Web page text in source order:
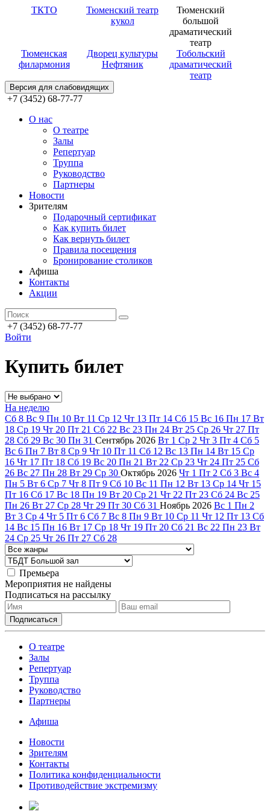
ТКТО
Тюменский театр
кукол
Тюменский
большой
драматический
театр
Тюменская
филармония
Дворец культуры
Нефтяник
Тобольский
драматический
театр
Версия для слабовидящих
+7 (3452) 68-77-77
О нас
О театре
Залы
Репертуар
Труппа
Руководство
Партнеры
Новости
Зрителям
Подарочный сертификат
Как купить билет
Как вернуть билет
Правила посещения
Бронирование столиков
Афиша
Контакты
Акции
+7 (3452) 68-77-77
Войти
Купить билет
На неделю
Сб 8 Вс 9 Пн 10 Вт 11 Ср 12 Чт 13 Пт 14 Сб 15 Вс 16 Пн 17 Вт
18 Ср 19 Чт 20 Пт 21 Сб 22 Вс 23 Пн 24 Вт 25 Ср 26 Чт 27 Пт
28 Сб 29 Вс 30 Пн 31 Сентябрь 2026 Вт 1 Ср 2 Чт 3 Пт 4 Сб 5
Вс 6 Пн 7 Вт 8 Ср 9 Чт 10 Пт 11 Сб 12 Вс 13 Пн 14 Вт 15 Ср
16 Чт 17 Пт 18 Сб 19 Вс 20 Пн 21 Вт 22 Ср 23 Чт 24 Пт 25 Сб
26 Вс 27 Пн 28 Вт 29 Ср 30 Октябрь 2026 Чт 1 Пт 2 Сб 3 Вс 4
Пн 5 Вт 6 Ср 7 Чт 8 Пт 9 Сб 10 Вс 11 Пн 12 Вт 13 Ср 14 Чт 15
Пт 16 Сб 17 Вс 18 Пн 19 Вт 20 Ср 21 Чт 22 Пт 23 Сб 24 Вс 25
Пн 26 Вт 27 Ср 28 Чт 29 Пт 30 Сб 31 Ноябрь 2026 Вс 1 Пн 2
Вт 3 Ср 4 Чт 5 Пт 6 Сб 7 Вс 8 Пн 9 Вт 10 Ср 11 Чт 12 Пт 13 Сб
14 Вс 15 Пн 16 Вт 17 Ср 18 Чт 19 Пт 20 Сб 21 Вс 22 Пн 23 Вт
24 Ср 25 Чт 26 Пт 27 Сб 28
Премьера
Мероприятия не найдены
Подписаться на рассылку
О театре
Залы
Репертуар
Труппа
Руководство
Партнеры
Афиша
Новости
Зрителям
Контакты
Политика конфиденциальности
Противодействие экстремизму